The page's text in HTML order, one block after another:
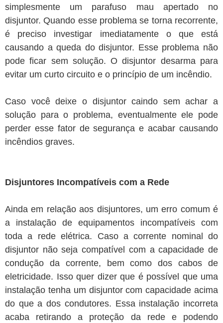
simplesmente um parafuso mau apertado no
disjuntor. Quando esse problema se torna recorrente,
é preciso investigar imediatamente o que está
causando a queda do disjuntor. Esse problema não
pode ficar sem solução. O disjuntor desarma para
evitar um curto circuito e o princípio de um incêndio.
Caso você deixe o disjuntor caindo sem achar a
solução para o problema, eventualmente ele pode
perder esse fator de segurança e acabar causando
incêndios graves.
Disjuntores Incompatíveis com a Rede
Ainda em relação aos disjuntores, um erro comum é
a instalação de equipamentos incompatíveis com
toda a rede elétrica. Caso a corrente nominal do
disjuntor não seja compatível com a capacidade de
condução da corrente, bem como dos cabos de
eletricidade. Isso quer dizer que é possível que uma
instalação tenha um disjuntor com capacidade acima
do que a dos condutores. Essa instalação incorreta
acaba retirando a proteção da rede e podendo